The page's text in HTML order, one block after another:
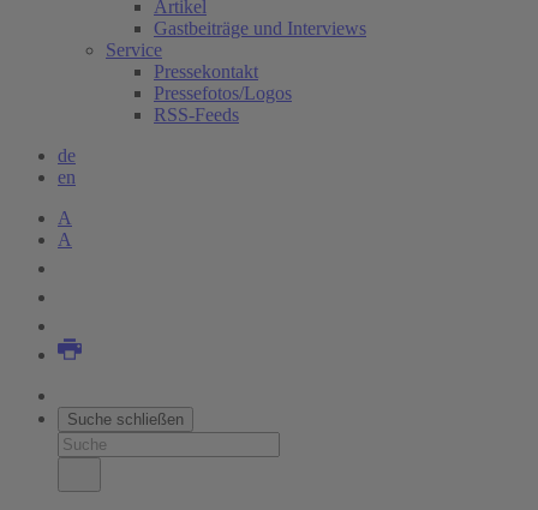
Artikel
Gastbeiträge und Interviews
Service
Pressekontakt
Pressefotos/Logos
RSS-Feeds
de
en
A
A
Suche schließen